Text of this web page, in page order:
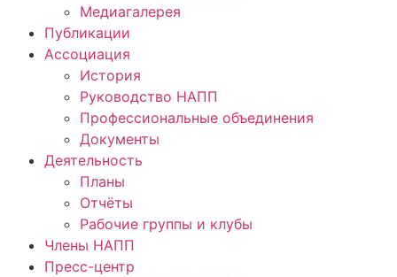
Медиагалерея
Публикации
Ассоциация
История
Руководство НАПП
Профессиональные объединения
Документы
Деятельность
Планы
Отчёты
Рабочие группы и клубы
Члены НАПП
Пресс-центр